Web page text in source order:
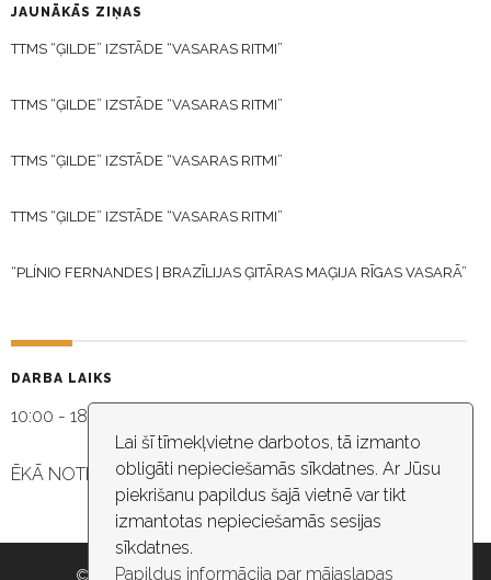
Lai šī tīmekļvietne darbotos, tā izmanto
obligāti nepieciešamās sīkdatnes. Ar Jūsu
piekrišanu papildus šajā vietnē var tikt
izmantotas nepieciešamās sesijas
sīkdatnes.
Papildus informācija par mājaslapas
JAUNĀKĀS ZIŅAS
TTMS “ĢILDE” IZSTĀDE “VASARAS RITMI”
TTMS “ĢILDE” IZSTĀDE “VASARAS RITMI”
TTMS “ĢILDE” IZSTĀDE “VASARAS RITMI”
TTMS “ĢILDE” IZSTĀDE “VASARAS RITMI”
“PLÍNIO FERNANDES | BRAZĪLIJAS ĢITĀRAS MAĢIJA RĪGAS VASARĀ”
DARBA LAIKS
10:00 - 18:30
ĒKĀ NOTIEK VIDEO NOVĒROŠANA
© 2026 Rīgas pašvaldība, Rīgas valstspilsētas